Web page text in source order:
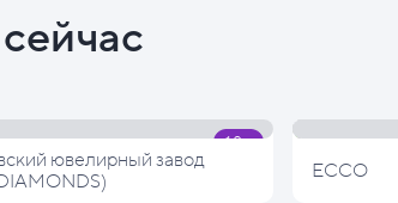
ювелирный завод
ECCO